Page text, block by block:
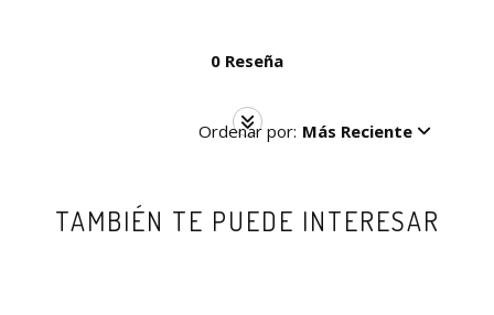
0 Reseña
Ordenar por: Más Reciente
TAMBIÉN TE PUEDE INTERESAR